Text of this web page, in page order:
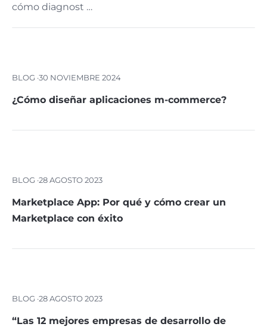
cómo diagnost …
BLOG ·30 NOVIEMBRE 2024
¿Cómo diseñar aplicaciones m-commerce?
BLOG ·28 AGOSTO 2023
Marketplace App: Por qué y cómo crear un
Marketplace con éxito
BLOG ·28 AGOSTO 2023
“Las 12 mejores empresas de desarrollo de